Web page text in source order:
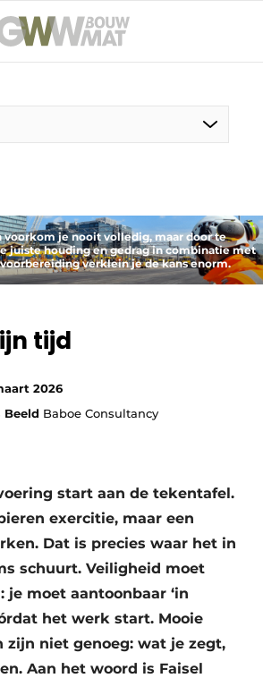
NL EN
Innovatie
voorkom je nooit volledig, maar door te
juiste houding en gedrag in combinatie met
verklein je de kans enorm.
tijd
2026
Beeld Baboe Consultancy
start aan de tekentafel.
exercitie, maar een
Dat is precies waar het in
schuurt. Veiligheid moet
je moet aantoonbaar ‘in
het werk start. Mooie
zijn niet genoeg: wat je zegt,
Aan het woord is Faisel